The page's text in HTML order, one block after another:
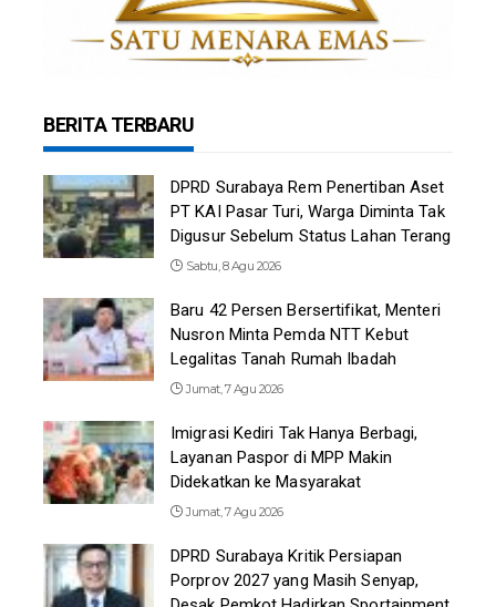
BERITA TERBARU
DPRD Surabaya Rem Penertiban Aset
PT KAI Pasar Turi, Warga Diminta Tak
Digusur Sebelum Status Lahan Terang
Sabtu, 8 Agu 2026
Baru 42 Persen Bersertifikat, Menteri
Nusron Minta Pemda NTT Kebut
Legalitas Tanah Rumah Ibadah
Jumat, 7 Agu 2026
Imigrasi Kediri Tak Hanya Berbagi,
Layanan Paspor di MPP Makin
Didekatkan ke Masyarakat
Jumat, 7 Agu 2026
DPRD Surabaya Kritik Persiapan
Porprov 2027 yang Masih Senyap,